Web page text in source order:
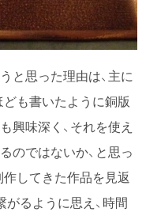
と思った理由は、主に
ども書いたように銅版
興味深く、それを使え
のではないか、と思っ
作してきた作品を見返
がるように思え、時間